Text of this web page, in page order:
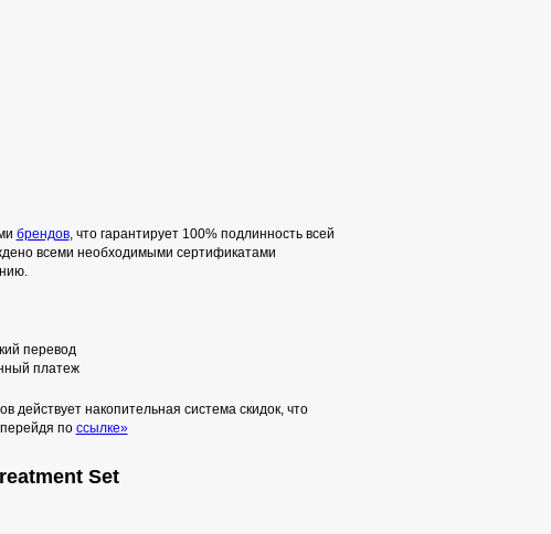
брендов, что гарантирует 100% подлинность всей
всеми необходимыми сертификатами
перевод
платеж
действует накопительная система скидок, что
по ссылке»
Set